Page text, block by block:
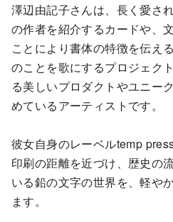
澤辺由記子さんは、長く愛さ
の作者を紹介するカードや、
ことにより書体の特徴を伝え
のことを歌にするプロジェク
る美しいプロダクトやユニー
めているアーティストです。
彼女自身のレーベルtemp
印刷の距離を近づけ、歴史の
いる鉛の文字の世界を、軽や
ます。